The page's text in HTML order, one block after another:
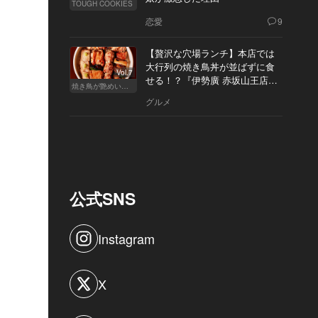
TOUGH COOKIES
恋愛 9
Vol.7
焼き鳥が艶めいてきた
【贅沢な穴場ランチ】本店では
大行列の焼き鳥丼が並ばずに食
せる！？『伊勢廣 赤坂山王店』
グルメ
公式SNS
Instagram
X